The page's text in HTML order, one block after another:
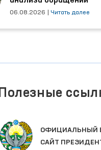
06.08.2026 Читать далее
Полезные
ОФИЦИАЛЬНЫЙ
САЙТ